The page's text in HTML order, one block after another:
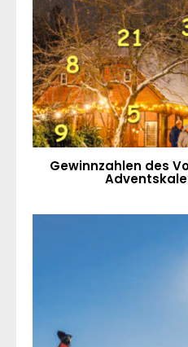
Gewinnzahlen des